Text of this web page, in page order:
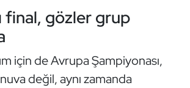
final, gözler grup
için de Avrupa Şampiyonası,
değil, aynı zamanda